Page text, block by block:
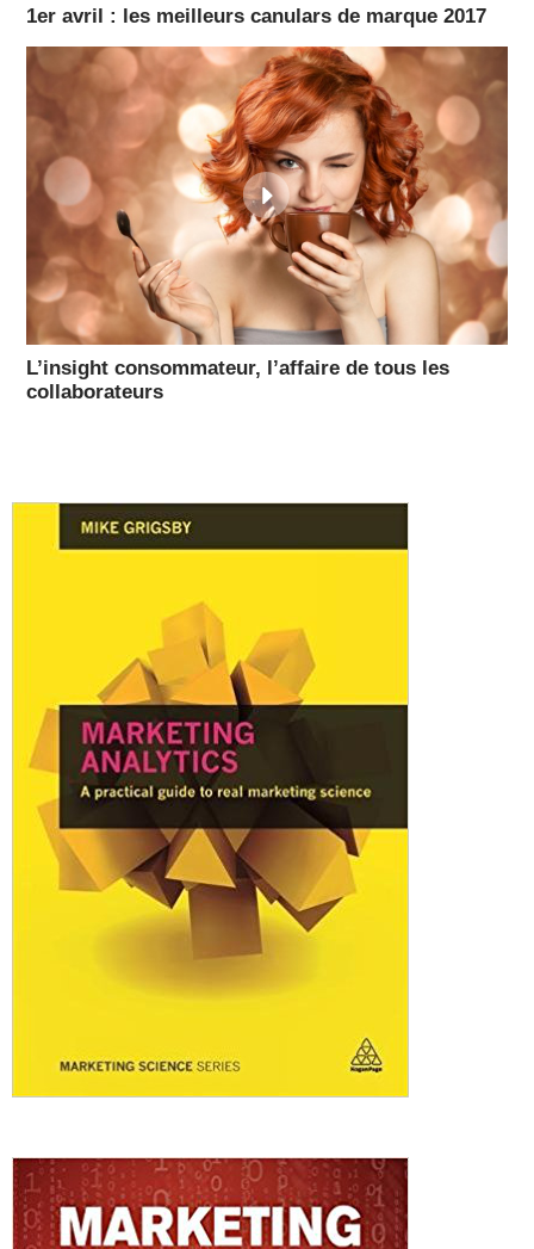
1er avril : les meilleurs canulars de marque 2017
L’insight consommateur, l’affaire de tous les
collaborateurs